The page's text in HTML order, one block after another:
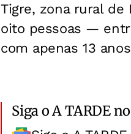
Tigre, zona rural de
oito pessoas —
com apenas 13
Siga o A TARDE